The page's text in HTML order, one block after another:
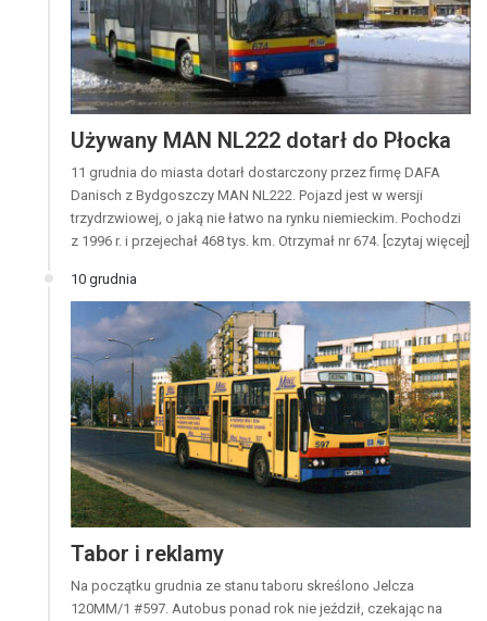
Używany MAN NL222 dotarł do Płocka
11 grudnia do miasta dotarł dostarczony przez firmę DAFA
Danisch z Bydgoszczy MAN NL222. Pojazd jest w wersji
trzydrzwiowej, o jaką nie łatwo na rynku niemieckim. Pochodzi
z 1996 r. i przejechał 468 tys. km. Otrzymał nr 674. [czytaj więcej]
10 grudnia
Tabor i reklamy
Na początku grudnia ze stanu taboru skreślono Jelcza
120MM/1 #597. Autobus ponad rok nie jeździł, czekając na